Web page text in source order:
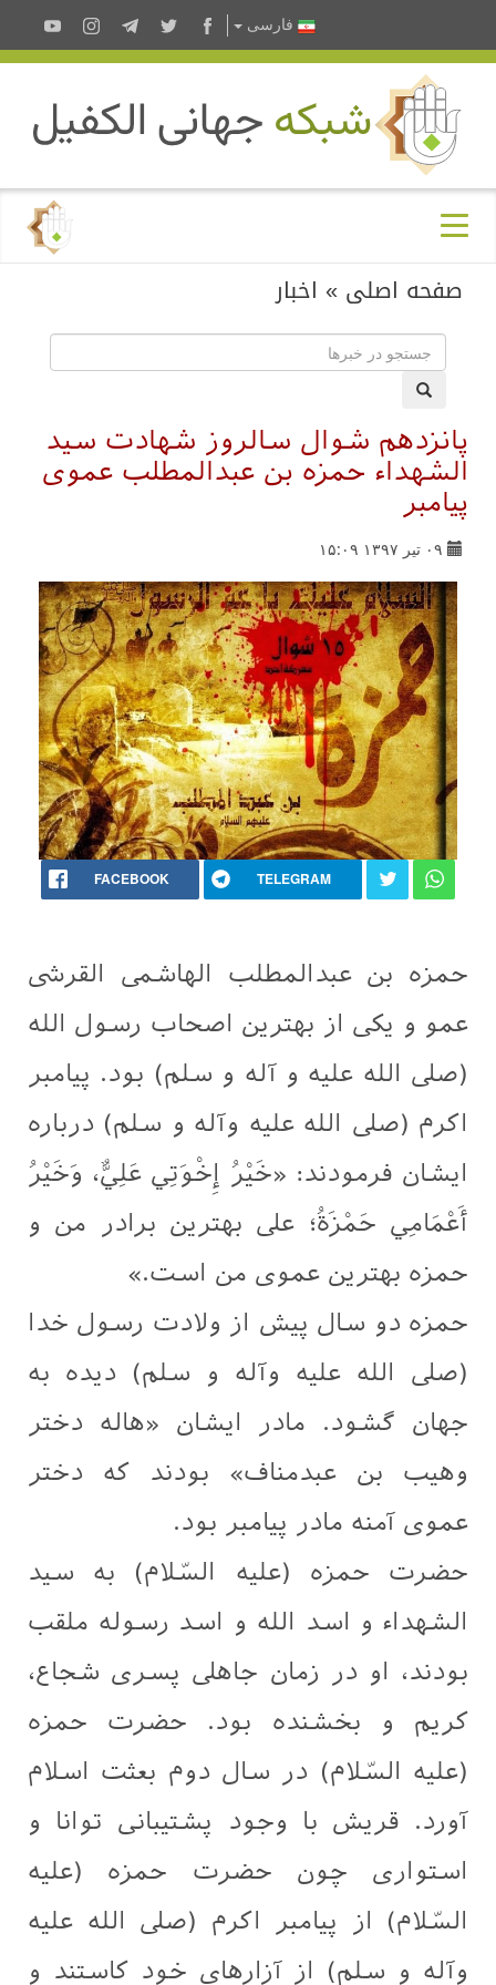
فارسى
صفحه اصلی » اخبار
پانزدهم شوال سالروز شهادت سید
الشهداء حمزه بن عبدالمطلب عموی
پیامبر
۰۹ تیر ۱۳۹۷ ۱۵:۰۹
FACEBOOK TELEGRAM
حمزه بن عبدالمطلب الهاشمی القرشی
عمو و یکی از بهترین اصحاب رسول الله
(صلی الله علیه و آله و سلم) بود. پیامبر
اکرم (صلی الله علیه وآله و سلم) درباره
ایشان فرمودند: «خَيْرُ إِخْوَتِي عَلِيٌّ، وَخَيْرُ
أَعْمَامِي حَمْزَةُ؛ علی بهترین برادر من و
حمزه بهترین عموی من است.»
حمزه دو سال پيش از ولادت رسول خدا
(صلی الله علیه وآله و سلم) ديده ‏به
جهان گشود. مادر ایشان «هاله دختر
وهیب بن عبدمناف» بودند که دختر
عموی آمنه مادر پیامبر بود.
حضرت حمزه (علیه السّلام) به سید
الشهداء و اسد الله و اسد رسوله ملقب
بودند، او در زمان جاهلی پسری شجاع،
کریم و بخشنده بود. حضرت حمزه
(علیه السّلام) در سال دوم بعثت اسلام
آورد. قريش با وجود پشتيبانى توانا و
استواری چون حضرت حمزه (علیه
السّلام) از پيامبر اكرم (صلی الله علیه
وآله و سلم) از آزارهاى خود كاستند و